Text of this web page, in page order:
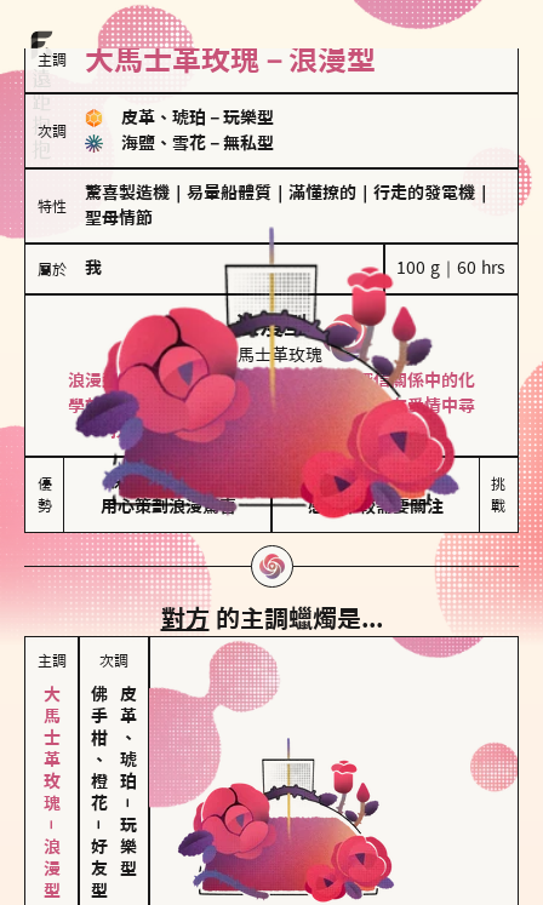
主調 大馬士革玫瑰－浪漫型
次調
皮革、琥珀 － 玩樂型
海鹽、雪花 － 無私型
特性
驚喜製造機 易暈船體質 滿懂撩的 行走的發電機
聖母情節
屬於 我 100 g｜60 hrs
浪漫型
大馬士革玫瑰
浪漫型的人以激情與性吸引力為基礎，深信關係中的化
學效應，認為每次相遇都是命中註定。傾向在愛情中尋
找火花，經常表達對另一半的愛意和讚美。
優
勢
保持戀愛新鮮感
用心策劃浪漫驚喜
情緒起伏較大
感情中較需要關注
挑
戰
對方的主調蠟燭是...
主調
大馬士革玫瑰－浪漫型
次調
佛手柑、橙花
－
好友型
皮革、琥珀
－
玩樂型